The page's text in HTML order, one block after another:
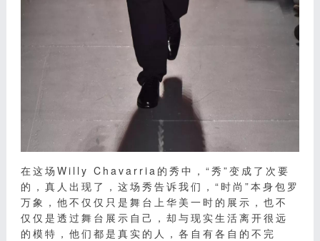
在这场Willy Chavarria的秀中，“秀”变成了次要
的，真人出现了，这场秀告诉我们，“时尚”本身包罗
万象，他不仅仅只是舞台上华美一时的展示，也不
仅仅是透过舞台展示自己，却与现实生活离开很远
的模特，他们都是真实的人，各自有各自的不完